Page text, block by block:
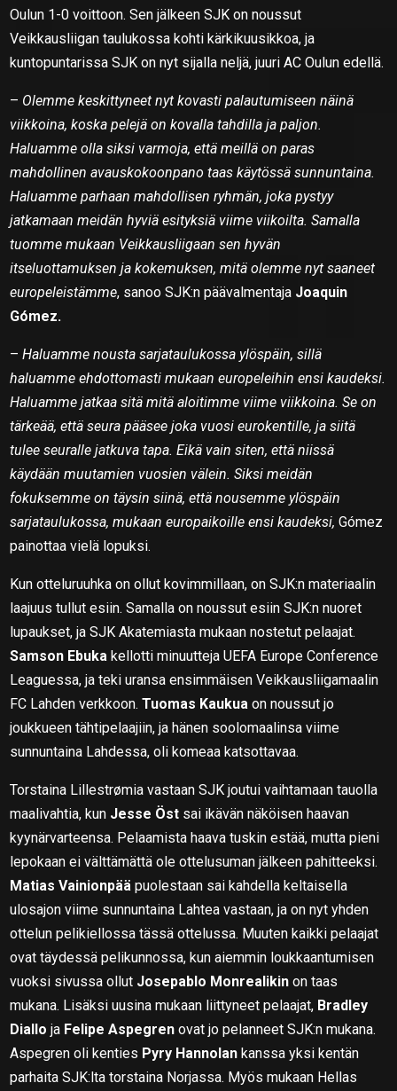
Oulun 1-0 voittoon. Sen jälkeen SJK on noussut
Veikkausliigan taulukossa kohti kärkikuusikkoa, ja
kuntopuntarissa SJK on nyt sijalla neljä, juuri AC Oulun edellä.
– Olemme keskittyneet nyt kovasti palautumiseen näinä
viikkoina, koska pelejä on kovalla tahdilla ja paljon.
Haluamme olla siksi varmoja, että meillä on paras
mahdollinen avauskokoonpano taas käytössä sunnuntaina.
Haluamme parhaan mahdollisen ryhmän, joka pystyy
jatkamaan meidän hyviä esityksiä viime viikoilta. Samalla
tuomme mukaan Veikkausliigaan sen hyvän
itseluottamuksen ja kokemuksen, mitä olemme nyt saaneet
europeleistämme, sanoo SJK:n päävalmentaja Joaquin
Gómez.
–Haluamme nousta sarjataulukossa ylöspäin, sillä
haluamme ehdottomasti mukaan europeleihin ensi kaudeksi.
Haluamme jatkaa sitä mitä aloitimme viime viikkoina. Se on
tärkeää, että seura pääsee joka vuosi eurokentille, ja siitä
tulee seuralle jatkuva tapa. Eikä vain siten, että niissä
käydään muutamien vuosien välein. Siksi meidän
fokuksemme on täysin siinä, että nousemme ylöspäin
sarjataulukossa, mukaan europaikoille ensi kaudeksi, Gómez
painottaa vielä lopuksi.
Kun otteluruuhka on ollut kovimmillaan, on SJK:n materiaalin
laajuus tullut esiin. Samalla on noussut esiin SJK:n nuoret
lupaukset, ja SJK Akatemiasta mukaan nostetut pelaajat.
Samson Ebuka kellotti minuutteja UEFA Europe Conference
Leaguessa, ja teki uransa ensimmäisen Veikkausliigamaalin
FC Lahden verkkoon.Tuomas Kaukua on noussut jo
joukkueen tähtipelaajiin, ja hänen soolomaalinsa viime
sunnuntaina Lahdessa, oli komeaa katsottavaa.
Torstaina Lillestrømia vastaan SJK joutui vaihtamaan tauolla
maalivahtia, kun Jesse Öst sai ikävän näköisen haavan
kyynärvarteensa. Pelaamista haava tuskin estää, mutta pieni
lepokaan ei välttämättä ole ottelusuman jälkeen pahitteeksi.
Matias Vainionpää puolestaan sai kahdella keltaisella
ulosajon viime sunnuntaina Lahtea vastaan, ja on nyt yhden
ottelun pelikiellossa tässä ottelussa. Muuten kaikki pelaajat
ovat täydessä pelikunnossa, kun aiemmin loukkaantumisen
vuoksi sivussa ollut Josepablo Monrealikin on taas
mukana. Lisäksi uusina mukaan liittyneet pelaajat, Bradley
Diallo ja Felipe Aspegren ovat jo pelanneet SJK:n mukana.
Aspegren oli kenties Pyry Hannolan kanssa yksi kentän
parhaita SJK:lta torstaina Norjassa. Myös mukaan Hellas